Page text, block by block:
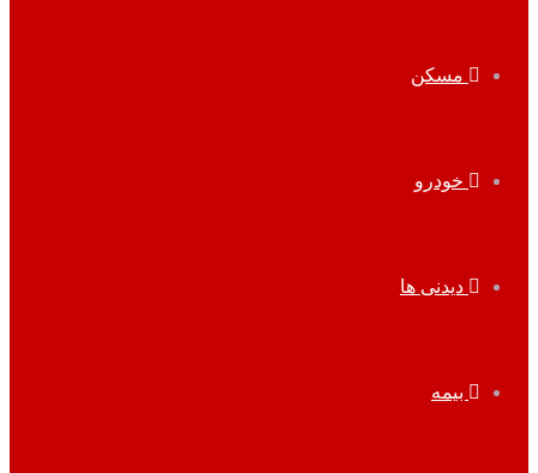
مسکن
خودرو
دیدنی ها
بیمه